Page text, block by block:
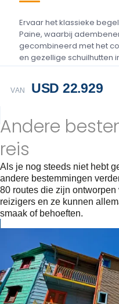
Ervaar het klassieke
Paine, waarbij
gecombineerd met het
en gezellige schuilhutten
VAN USD 22.929
Andere
reis
Als je nog steeds niet hebt
andere bestemmingen
80 routes die zijn
reizigers en ze kunnen
smaak of behoeften.